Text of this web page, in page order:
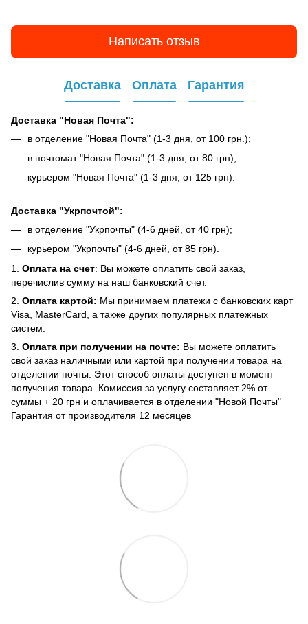
Написать отзыв
Доставка Оплата Гарантия
Доставка "Новая Почта":
в отделение "Новая Почта" (1-3 дня, от 100 грн.);
в почтомат "Новая Почта" (1-3 дня, от 80 грн);
курьером "Новая Почта" (1-3 дня, от 125 грн).
Доставка "Укрпочтой":
в отделение "Укрпочты" (4-6 дней, от 40 грн);
курьером "Укрпочты" (4-6 дней, от 85 грн).
1. Оплата на счет: Вы можете оплатить свой заказ,
перечислив сумму на наш банковский счет.
2. Оплата картой: Мы принимаем платежи с банковских карт
Visa, MasterCard, а также других популярных платежных
систем.
3. Оплата при получении на почте: Вы можете оплатить
свой заказ наличными или картой при получении товара на
отделении почты. Этот способ оплаты доступен в момент
получения товара. Комиссия за услугу составляет 2% от
суммы + 20 грн и оплачивается в отделении "Новой Почты"
Гарантия от производителя 12 месяцев